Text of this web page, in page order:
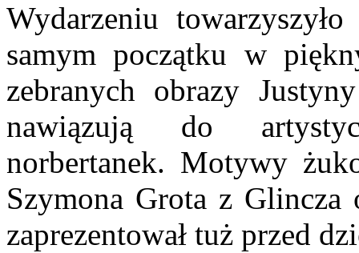
Wydarzeniu
samym początku w
zebranych obrazy
nawiązują do
norbertanek. Motywy
Szymona Grota z
zaprezentował tuż przed